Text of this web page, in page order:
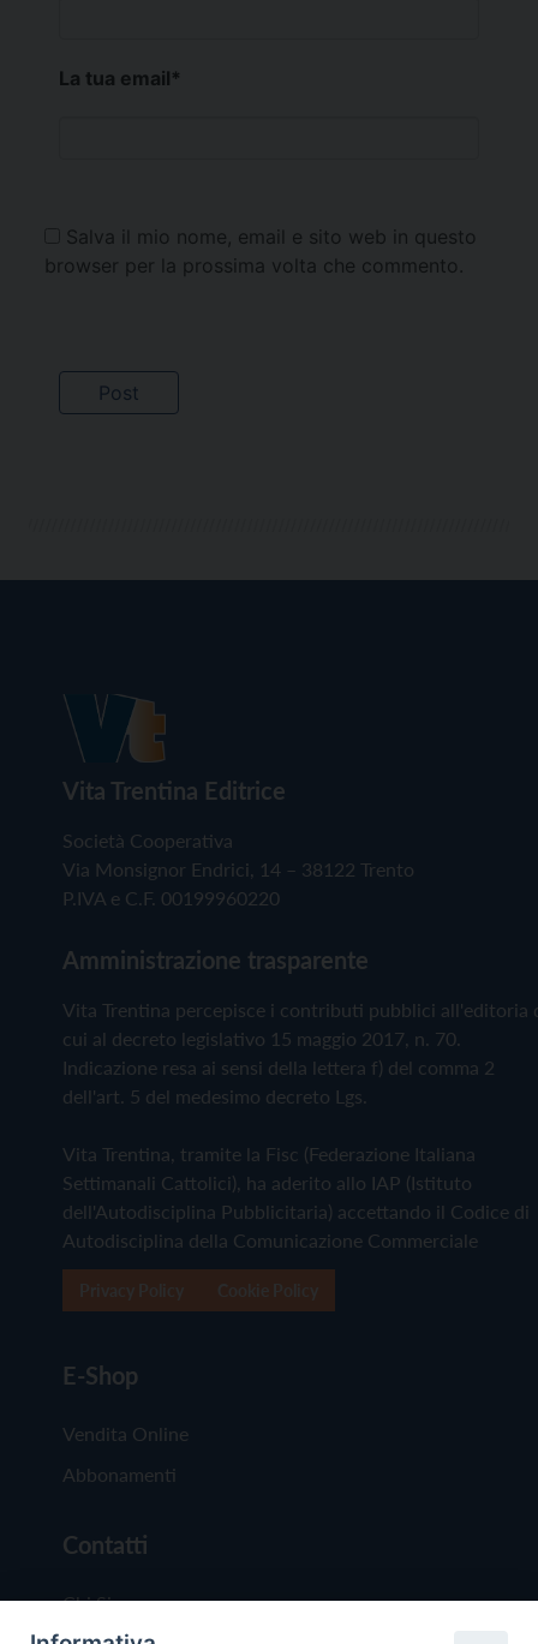
La tua email*
Salva il mio nome, email e sito web in questo
browser per la prossima volta che commento.
Vita Trentina Editrice
Società Cooperativa
Via Monsignor Endrici, 14 – 38122 Trento
P.IVA e C.F. 00199960220
Amministrazione trasparente
Vita Trentina percepisce i contributi pubblici all'editoria
cui al decreto legislativo 15 maggio 2017, n. 70.
Indicazione resa ai sensi della lettera f) del comma 2
dell'art. 5 del medesimo decreto Lgs.
Vita Trentina, tramite la Fisc (Federazione Italiana
Settimanali Cattolici), ha aderito allo IAP (Istituto
dell'Autodisciplina Pubblicitaria) accettando il Codice di
Autodisciplina della Comunicazione Commerciale
E-Shop
Vendita Online
Abbonamenti
Contatti
Chi Siamo